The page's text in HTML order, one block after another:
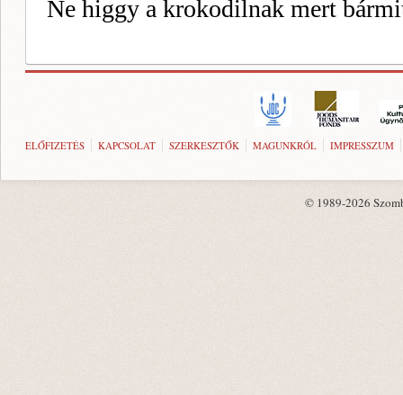
ELŐFIZETÉS KAPCSOLAT SZERKESZTŐK MAGUNKRÓL IMPRESSZUM
© 1989-2026